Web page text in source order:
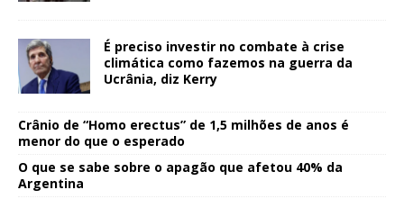
É preciso investir no combate à crise
climática como fazemos na guerra da
Ucrânia, diz Kerry
Crânio de “Homo erectus” de 1,5 milhões de anos é
menor do que o esperado
O que se sabe sobre o apagão que afetou 40% da
Argentina